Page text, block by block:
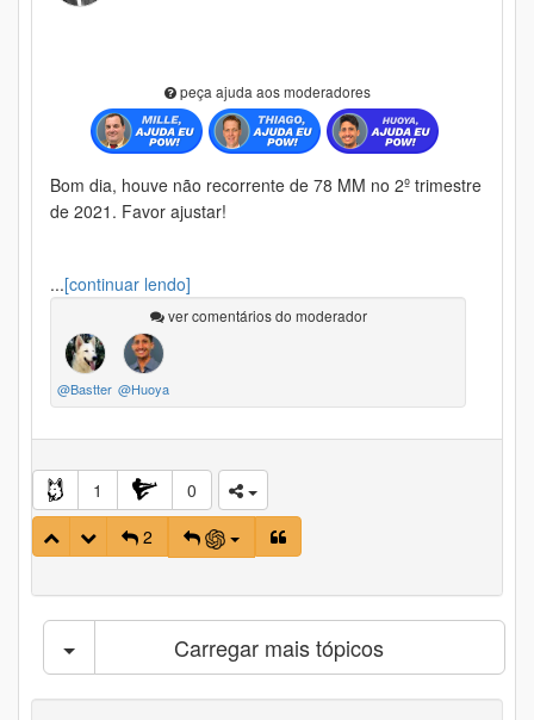
peça ajuda aos moderadores
Bom dia, houve não recorrente de 78 MM no 2º trimestre
de 2021. Favor ajustar!
...[continuar lendo]
ver comentários do moderador
@Bastter @Huoya
1
0
2
Carregar mais tópicos